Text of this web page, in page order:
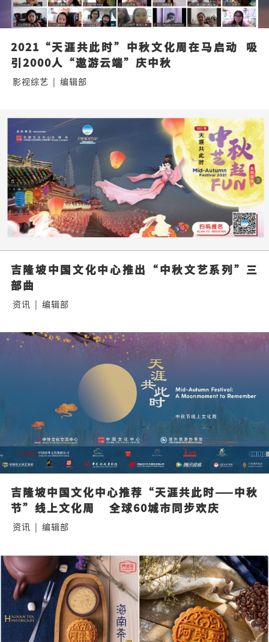
2021“天涯共此时”中秋文化周在马启动  吸
引2000人“遨游云端”庆中秋
影视综艺 | 编辑部
吉隆坡中国文化中心推出“中秋文艺系列”三
部曲
资讯 | 编辑部
吉隆坡中国文化中心推荐“天涯共此时——中秋
节”线上文化周    全球60城市同步欢庆
资讯 | 编辑部